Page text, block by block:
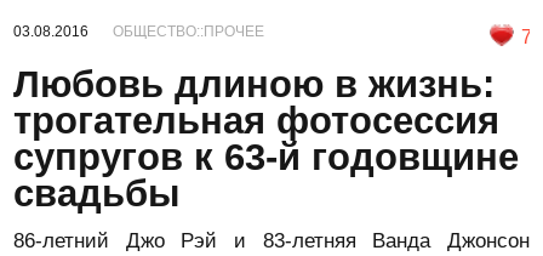
03.08.2016 ОБЩЕСТВО::ПРОЧЕЕ 7
Любовь длиною в жизнь:
трогательная фотосессия
супругов к 63-й годовщине
свадьбы
86-летний Джо Рэй и 83-летняя Ванда Джонсон